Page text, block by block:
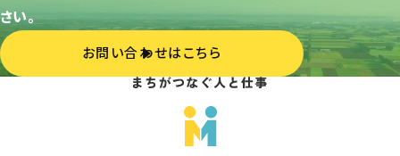
さい。
お問い合わせはこちら